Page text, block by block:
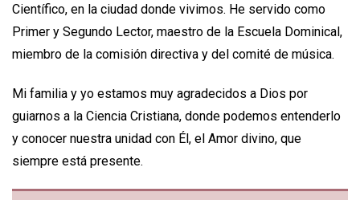
Científico, en la ciudad donde vivimos. He servido como
Primer y Segundo Lector, maestro de la Escuela Dominical,
miembro de la comisión directiva y del comité de música.
Mi familia y yo estamos muy agradecidos a Dios por
guiarnos a la Ciencia Cristiana, donde podemos entenderlo
y conocer nuestra unidad con Él, el Amor divino, que
siempre está presente.